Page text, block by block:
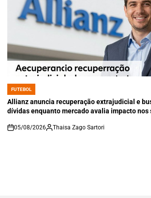
POSTED
IN
FUTEBOL
Allianz anuncia recuperação extrajudicial e
dívidas enquanto mercado avalia impacto
on
05/08/2026 Thaisa Zago Sartori